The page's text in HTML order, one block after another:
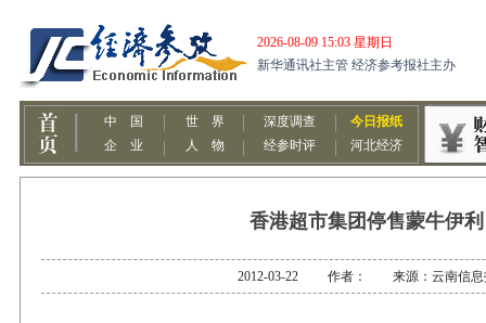
香港超市集团停售蒙牛伊利
2012-03-22 作者： 来源：云南信息